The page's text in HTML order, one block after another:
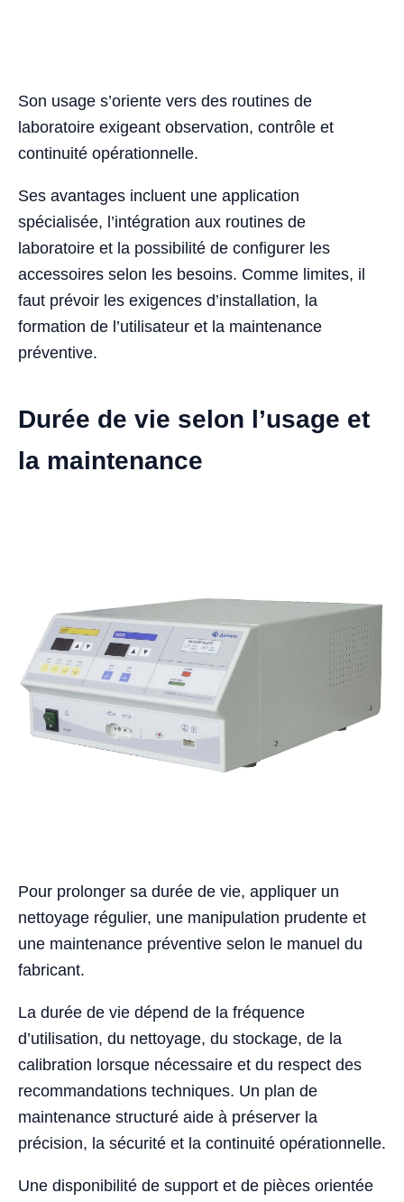
Son usage s’oriente vers des routines de
laboratoire exigeant observation, contrôle et
continuité opérationnelle.
Ses avantages incluent une application
spécialisée, l’intégration aux routines de
laboratoire et la possibilité de configurer les
accessoires selon les besoins. Comme limites, il
faut prévoir les exigences d’installation, la
formation de l’utilisateur et la maintenance
préventive.
Durée de vie selon l’usage et
la maintenance
Pour prolonger sa durée de vie, appliquer un
nettoyage régulier, une manipulation prudente et
une maintenance préventive selon le manuel du
fabricant.
La durée de vie dépend de la fréquence
d’utilisation, du nettoyage, du stockage, de la
calibration lorsque nécessaire et du respect des
recommandations techniques. Un plan de
maintenance structuré aide à préserver la
précision, la sécurité et la continuité opérationnelle.
Une disponibilité de support et de pièces orientée